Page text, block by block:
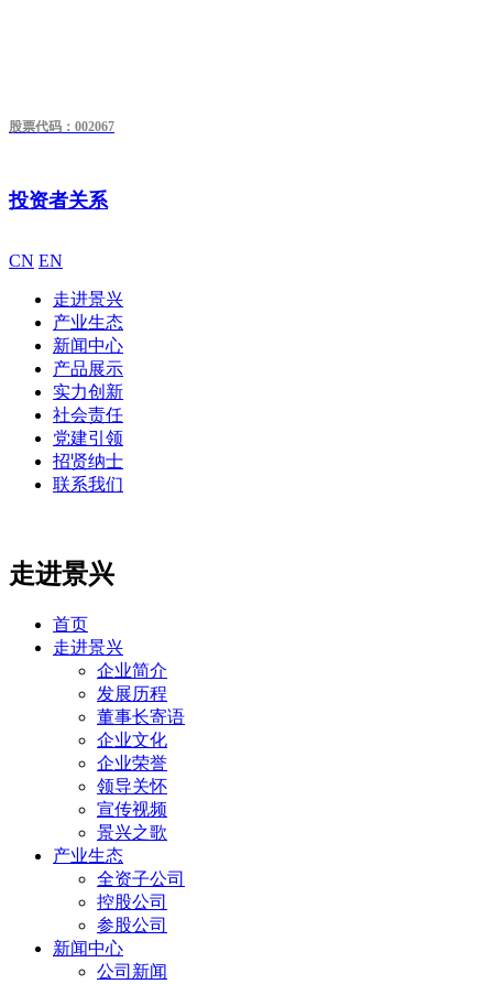
股票代码：002067
投资者关系
CN EN
走进景兴
产业生态
新闻中心
产品展示
实力创新
社会责任
党建引领
招贤纳士
联系我们
走进景兴
首页
走进景兴
企业简介
发展历程
董事长寄语
企业文化
企业荣誉
领导关怀
宣传视频
景兴之歌
产业生态
全资子公司
控股公司
参股公司
新闻中心
公司新闻